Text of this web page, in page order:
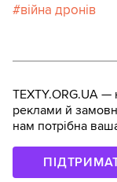
війна дронів
TEXTY.ORG.UA —
реклами й
нам потрібна